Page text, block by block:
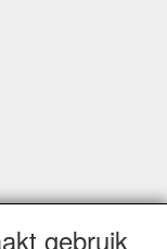
gebruik